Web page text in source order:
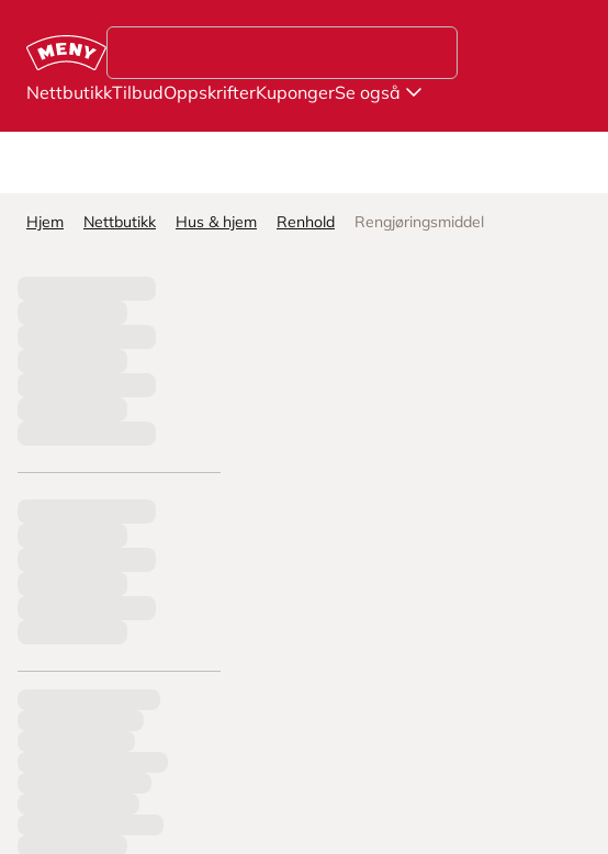
NettbutikkTilbudOppskrifterKupongerSe også
Hjem Nettbutikk Hus & hjem Renhold Rengjøringsmiddel